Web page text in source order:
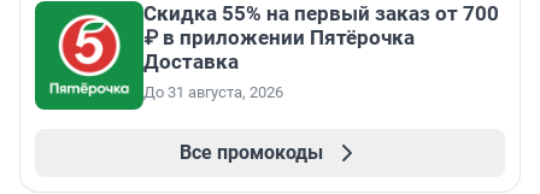
Скидка 55% на первый заказ от 700
₽ в приложении Пятёрочка
Доставка
До 31 августа, 2026
Все промокоды